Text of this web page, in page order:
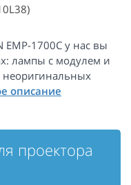
1700C у нас вы
лампы с модулем и
проектора